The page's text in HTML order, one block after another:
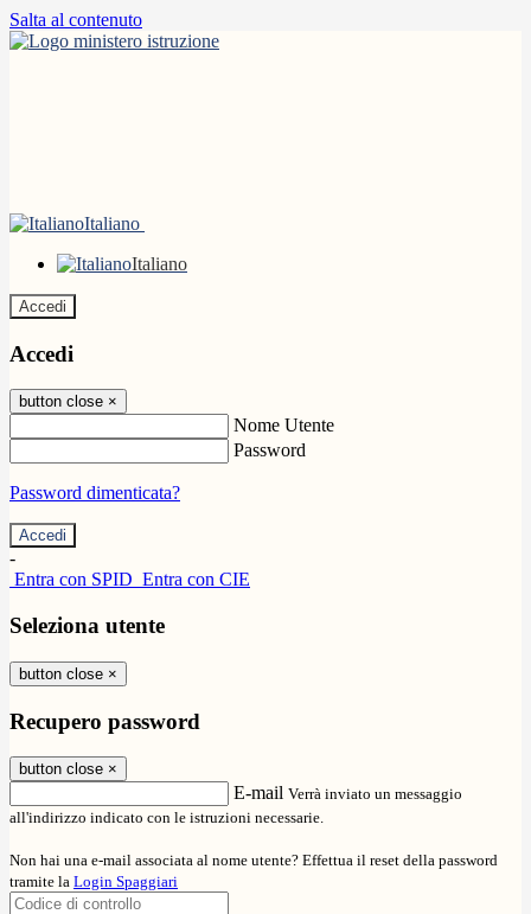
Salta al contenuto
Italiano
Italiano
Accedi
Accedi
button close ×
Nome Utente
Password
Password dimenticata?
-
Entra con SPID Entra con CIE
Seleziona utente
button close ×
Recupero password
button close ×
E-mail Verrà inviato un messaggio
all'indirizzo indicato con le istruzioni necessarie.
Non hai una e-mail associata al nome utente? Effettua il reset della password
tramite la Login Spaggiari